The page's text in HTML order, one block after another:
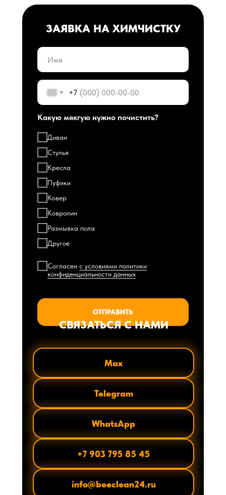
+7
Какую мякгую нужно почистить?
Диван
Стулья
Кресла
Пуфики
Ковер
Ковролин
Размывка пола
Другое
Согласен с условиями политики
конфиденциальности данных
ОТПРАВИТЬ
ЗАЯВКА НА ХИМЧИСТКУ
Max
Telegram
WhatsApp
+7 903 795 85 45
info@beeclean24.ru
СВЯЗАТЬСЯ С НАМИ